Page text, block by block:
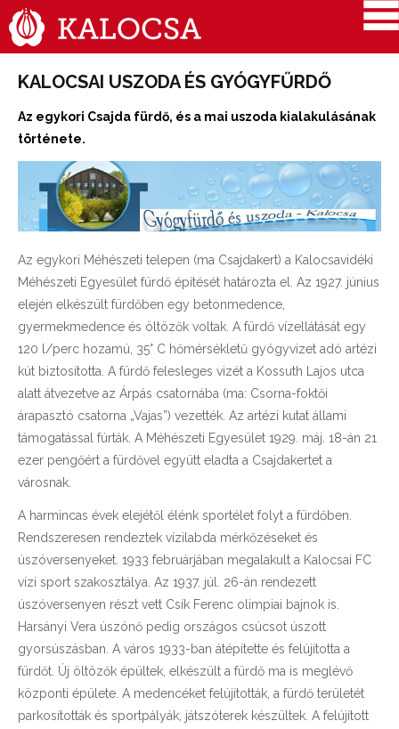
KALOCSAI USZODA ÉS GYÓGYFŰRDŐ
Az egykori Csajda fürdő, és a mai uszoda kialakulásának
története.
Az egykori Méhészeti telepen (ma Csajdakert) a Kalocsavidéki
Méhészeti Egyesület fürdő építését határozta el. Az 1927. június
elején elkészült fürdőben egy betonmedence,
gyermekmedence és öltözők voltak. A fürdő vízellátását egy
120 l/perc hozamú, 35° C hőmérsékletű gyógyvizet adó artézi
kút biztosította. A fürdő felesleges vizét a Kossuth Lajos utca
alatt átvezetve az Árpás csatornába (ma: Csorna-foktői
árapasztó csatorna „Vajas”) vezették. Az artézi kutat állami
támogatással fúrták. A Méhészeti Egyesület 1929. máj. 18-án 21
ezer pengőért a fürdővel együtt eladta a Csajdakertet a
városnak.
A harmincas évek elejétől élénk sportélet folyt a fürdőben.
Rendszeresen rendeztek vízilabda mérkőzéseket és
úszóversenyeket. 1933 februárjában megalakult a Kalocsai FC
vízi sport szakosztálya. Az 1937. júl. 26-án rendezett
úszóversenyen részt vett Csík Ferenc olimpiai bajnok is.
Harsányi Vera úszónő pedig országos csúcsot úszott
gyorsúszásban. A város 1933-ban átépítette és felújította a
fürdőt. Új öltözők épültek, elkészült a fürdő ma is meglévő
központi épülete. A medencéket felújították, a fürdő területét
parkosították és sportpályák, játszóterek készültek. A felújított